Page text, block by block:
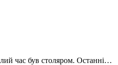
час був столяром. Останні…